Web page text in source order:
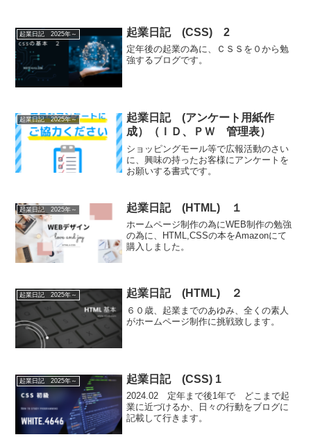
起業日記 2025年～ 起業日記 (CSS) 2
定年後の起業の為に、ＣＳＳを０から勉
強するブログです。
起業日記 2025年～
起業日記 (アンケート用紙作
成）（ＩＤ、ＰＷ 管理表）
ショッピングモール等で広報活動のさい
に、興味の持ったお客様にアンケートを
お願いする書式です。
起業日記 2025年～ 起業日記 (HTML) １
ホームページ制作の為にWEB制作の勉強
の為に、HTML,CSSの本をAmazonにて
購入しました。
起業日記 2025年～ 起業日記 (HTML) ２
６０歳、起業までのあゆみ、全くの素人
がホームページ制作に挑戦致します。
起業日記 2025年～ 起業日記 (CSS) 1
2024.02 定年まで後1年で どこまで起
業に近づけるか、日々の行動をブログに
記載して行きます。